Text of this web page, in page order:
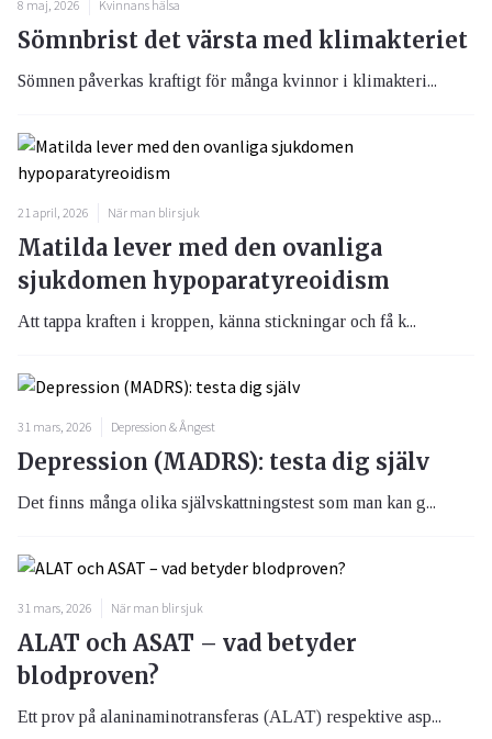
8 maj, 2026 Kvinnans hälsa
Sömnbrist det värsta med klimakteriet
Sömnen påverkas kraftigt för många kvinnor i klimakteri...
21 april, 2026 När man blir sjuk
Matilda lever med den ovanliga
sjukdomen hypoparatyreoidism
Att tappa kraften i kroppen, känna stickningar och få k...
31 mars, 2026 Depression & Ångest
Depression (MADRS): testa dig själv
Det finns många olika självskattningstest som man kan g...
31 mars, 2026 När man blir sjuk
ALAT och ASAT – vad betyder
blodproven?
Ett prov på alaninaminotransferas (ALAT) respektive asp...